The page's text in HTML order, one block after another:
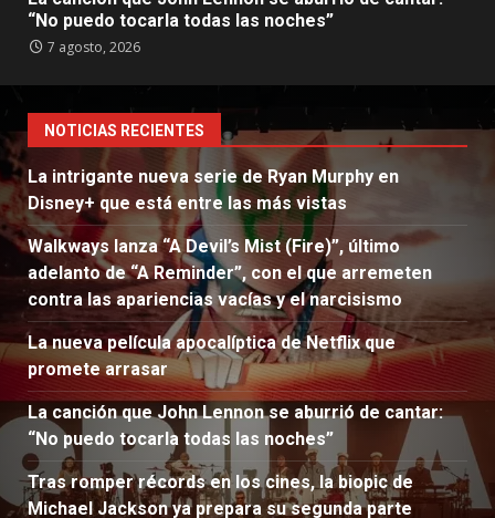
“No puedo tocarla todas las noches”
7 agosto, 2026
NOTICIAS RECIENTES
La intrigante nueva serie de Ryan Murphy en
Disney+ que está entre las más vistas
Walkways lanza “A Devil’s Mist (Fire)”, último
adelanto de “A Reminder”, con el que arremeten
contra las apariencias vacías y el narcisismo
La nueva película apocalíptica de Netflix que
promete arrasar
La canción que John Lennon se aburrió de cantar:
“No puedo tocarla todas las noches”
Tras romper récords en los cines, la biopic de
Michael Jackson ya prepara su segunda parte